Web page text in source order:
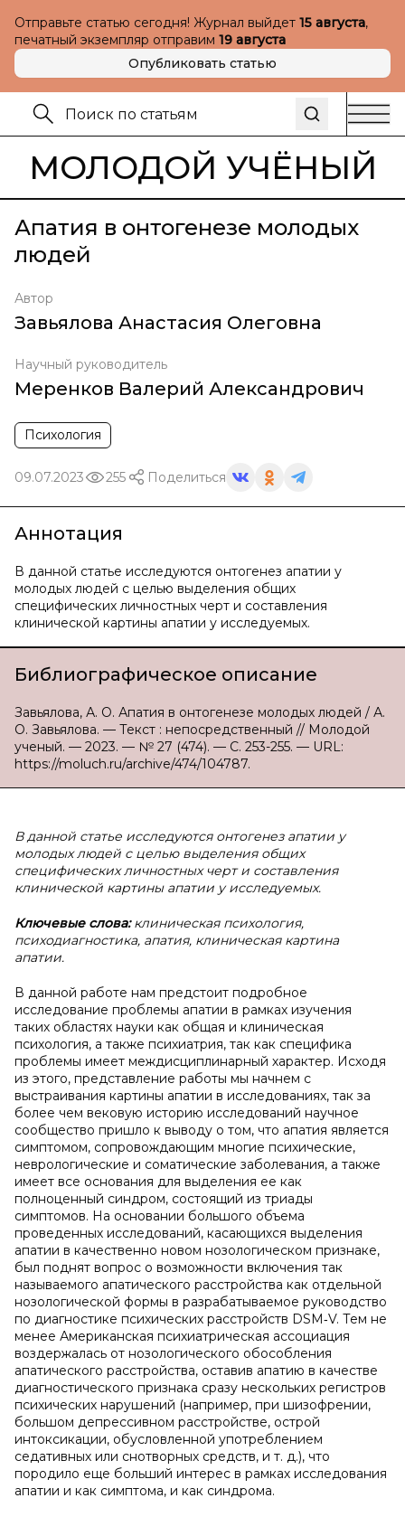
Отправьте статью сегодня! Журнал выйдет 15 августа,
печатный экземпляр отправим 19 августа
Опубликовать статью
МОЛОДОЙ УЧЁНЫЙ
Апатия в онтогенезе молодых
людей
Автор
Завьялова Анастасия Олеговна
Научный руководитель
Меренков Валерий Александрович
Психология
09.07.2023 255 Поделиться
Аннотация
В данной статье исследуются онтогенез апатии у
молодых людей с целью выделения общих
специфических личностных черт и составления
клинической картины апатии у исследуемых.
Библиографическое описание
Завьялова, А. О. Апатия в онтогенезе молодых людей / А.
О. Завьялова. — Текст : непосредственный // Молодой
ученый. — 2023. — № 27 (474). — С. 253-255. — URL:
https://moluch.ru/archive/474/104787.
В данной статье исследуются онтогенез апатии у
молодых людей с целью выделения общих
специфических личностных черт и составления
клинической картины апатии у исследуемых.
Ключевые слова:клиническая психология,
психодиагностика, апатия, клиническая картина
апатии.
В данной работе нам предстоит подробное
исследование проблемы апатии в рамках изучения
таких областях науки как общая и клиническая
психология, а также психиатрия, так как специфика
проблемы имеет междисциплинарный характер. Исходя
из этого, представление работы мы начнем с
выстраивания картины апатии в исследованиях, так за
более чем вековую историю исследований научное
сообщество пришло к выводу о том, что апатия является
симптомом, сопровождающим многие психические,
неврологические и соматические заболевания, а также
имеет все основания для выделения ее как
полноценный синдром, состоящий из триады
симптомов. На основании большого объема
проведенных исследований, касающихся выделения
апатии в качественно новом нозологическом признаке,
был поднят вопрос о возможности включения так
называемого апатического расстройства как отдельной
нозологической формы в разрабатываемое руководство
по диагностике психических расстройств DSM‑V. Тем не
менее Американская психиатрическая ассоциация
воздержалась от нозологического обособления
апатического расстройства, оставив апатию в качестве
диагностического признака сразу нескольких регистров
психических нарушений (например, при шизофрении,
большом депрессивном расстройстве, острой
интоксикации, обусловленной употреблением
седативных или снотворных средств, и т. д.), что
породило еще больший интерес в рамках исследования
апатии и как симптома, и как синдрома.